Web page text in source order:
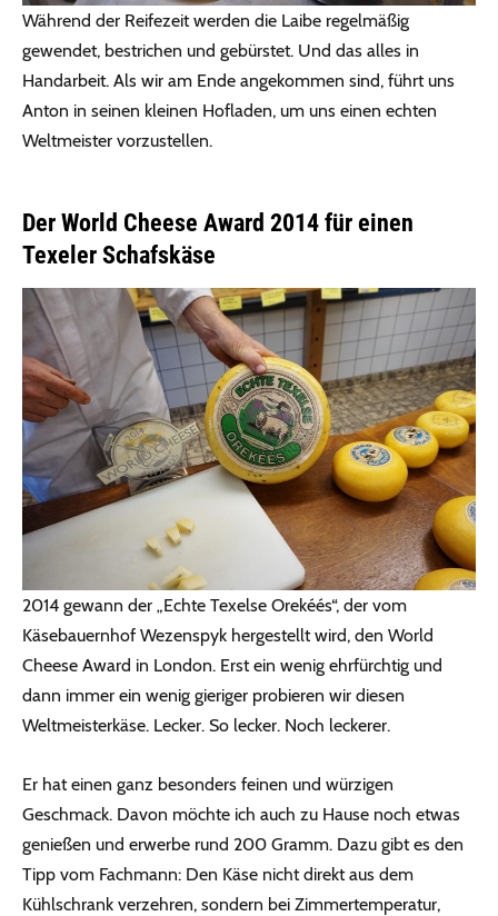
Während der Reifezeit werden die Laibe regelmäßig
gewendet, bestrichen und gebürstet. Und das alles in
Handarbeit. Als wir am Ende angekommen sind, führt uns
Anton in seinen kleinen Hofladen, um uns einen echten
Weltmeister vorzustellen.
Der World Cheese Award 2014 für einen
Texeler Schafskäse
2014 gewann der „Echte Texelse Orekéés“, der vom
Käsebauernhof Wezenspyk hergestellt wird, den World
Cheese Award in London. Erst ein wenig ehrfürchtig und
dann immer ein wenig gieriger probieren wir diesen
Weltmeisterkäse. Lecker. So lecker. Noch leckerer.
Er hat einen ganz besonders feinen und würzigen
Geschmack. Davon möchte ich auch zu Hause noch etwas
genießen und erwerbe rund 200 Gramm. Dazu gibt es den
Tipp vom Fachmann: Den Käse nicht direkt aus dem
Kühlschrank verzehren, sondern bei Zimmertemperatur,